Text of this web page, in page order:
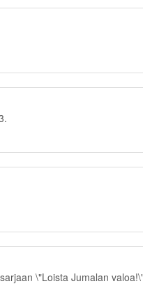
\"Loista Jumalan